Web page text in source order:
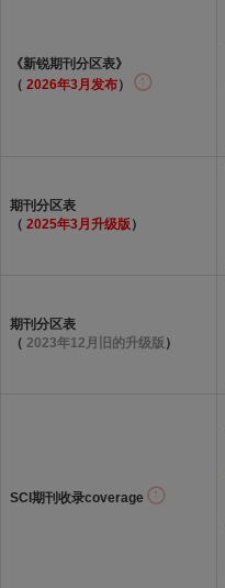
《新锐期刊分区表》
（ 2026年3月发布）
期刊分区表
（ 2025年3月升级版 ）
期刊分区表
（ 2023年12月旧的升级版 ）
SCI期刊收录coverage